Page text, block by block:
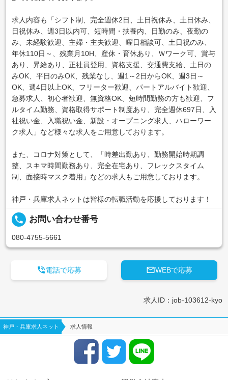
求人内容も「シフト制、完全週休2日、土日祝休み、土日休み、
日祝休み、週3日以内可、短時間・扶養内、日勤のみ、夜勤の
み、未経験歓迎、主婦・主夫歓迎、曜日相談可、土日祝のみ、
年休110日～、残業月10H、産休・育休あり、Ｗワーク可、賞与
あり、昇給あり、正社員登用、資格支援、交通費支給、土日の
みOK、平日のみOK、残業なし、週1～2日からOK、週3日～
OK、週4日以上OK、フリーター歓迎、パートアルバイト歓迎、
急募求人、初心者歓迎、無資格OK、短時間勤務の方も歓迎、フ
ルタイム勤務、資格取得サポート制度あり、完全週休697日、入
社祝い金、入職祝い金、新設・オープニング求人、ハローワー
ク求人」など様々な求人をご用意しております。
また、コロナ対策として、「時差出勤あり、勤務開始時期調
整、スキマ時間勤務あり、完全在宅あり、フレックスタイム
制、面接時マスク着用」などの求人もご用意しております。
神戸・兵庫求人ネットは皆様の転職活動を応援しております！
local_phone お問い合わせ番号
080-4755-5661
WEBで応募
電話で応募
求人ID：job-103612-kyo
神戸・兵庫求人ネット 求人情報